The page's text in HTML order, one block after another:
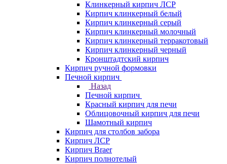
Клинкерный кирпич ЛСР
Кирпич клинкерный белый
Кирпич клинкерный серый
Кирпич клинкерный молочный
Кирпич клинкерный терракотовый
Кирпич клинкерный черный
Кронштадтский кирпич
Кирпич ручной формовки
Печной кирпич
Назад
Печной кирпич
Красный кирпич для печи
Облицовочный кирпич для печи
Шамотный кирпич
Кирпич для столбов забора
Кирпич ЛСР
Кирпич Braer
Кирпич полнотелый